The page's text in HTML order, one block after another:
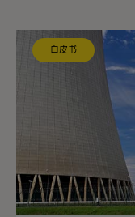
白皮书